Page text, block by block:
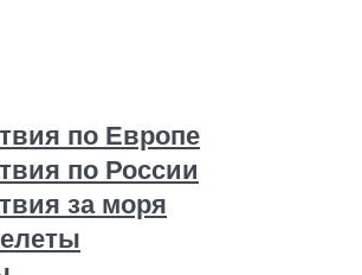
по Европе
по России
за моря